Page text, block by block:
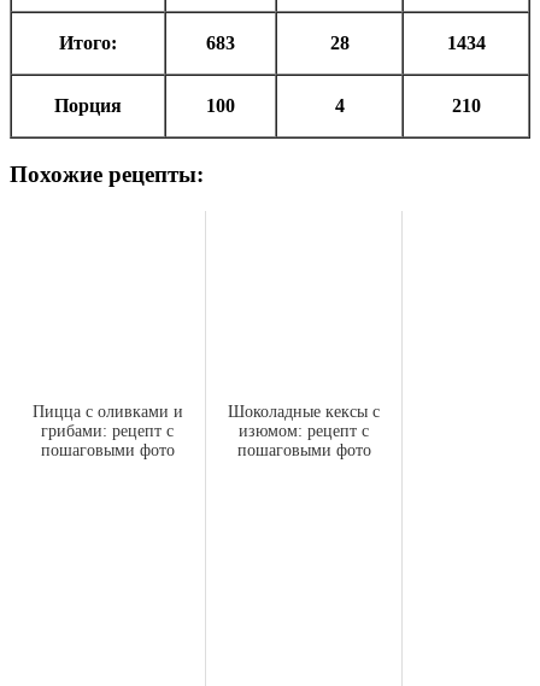
Итого: 683 28 1434
Порция 100 4 210
Похожие рецепты:
Пицца с оливками и
грибами: рецепт с
пошаговыми фото
Шоколадные кексы с
изюмом: рецепт с
пошаговыми фото